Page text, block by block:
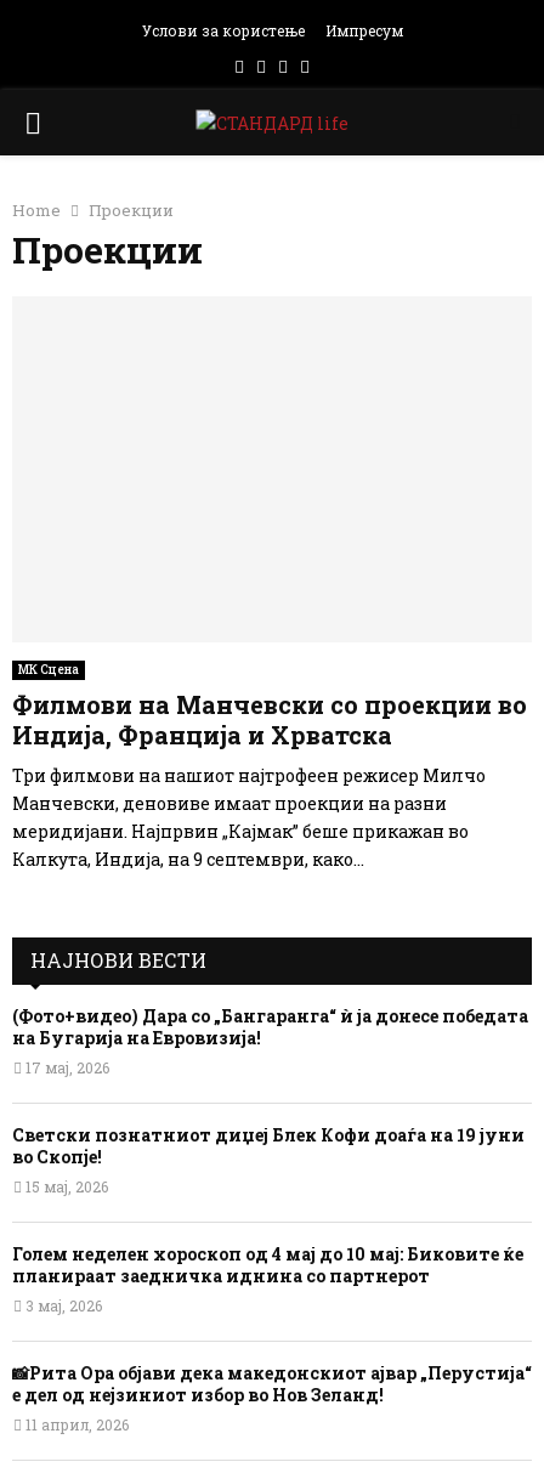
Услови за користење Импресум
Facebook
Instagram
Email
PRIMARY
Home Проекции
Проекции
МК Сцена
Филмови на Манчевски со проекции во
Индија, Франција и Хрватска
Три филмови на нашиот најтрофеен режисер Милчо
Манчевски, деновиве имаат проекции на разни
меридијани. Најпрвин „Кајмак” беше прикажан во
Калкута, Индија, на 9 септември, како...
НАЈНОВИ ВЕСТИ
(Фото+видео) Дара со „Бангаранга“ ѝ ја донесе победата
на Бугарија на Евровизија!
17 мај, 2026
Светски познатниот диџеј Блек Кофи доаѓа на 19 јуни
во Скопје!
15 мај, 2026
Голем неделен хороскоп од 4 мај до 10 мај: Биковите ќе
планираат заедничка иднина со партнерот
3 мај, 2026
📸Рита Ора објави дека македонскиот ајвар „Перустија“
е дел од нејзиниот избор во Нов Зеланд!
11 април, 2026